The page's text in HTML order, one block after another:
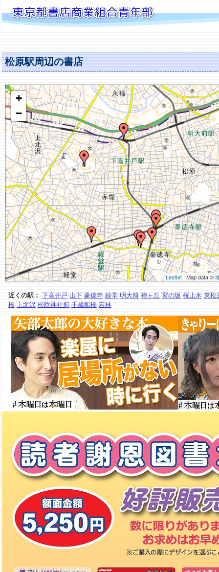
松原駅周辺の書店
+
−
Leaflet | Map data ©
近くの駅： 下高井戸 山下 豪徳寺 経堂 明大前 梅ヶ丘 宮の坂 桜上水 東松
橋 上北沢 松陰神社前 千歳船橋 若林